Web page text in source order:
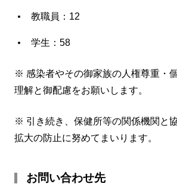
教職員：12
学生：58
※ 感染者やその御家族の人権尊重・
理解と御配慮をお願いします。
※ 引き続き、保健所等の関係機関と
拡大の防止に努めてまいります。
お問い合わせ先